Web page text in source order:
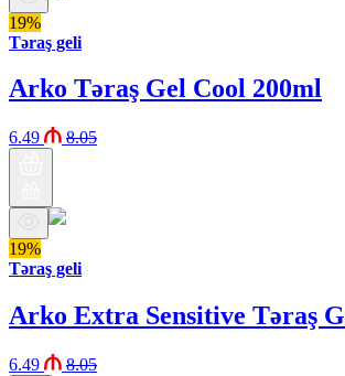
19%
Təraş geli
Arko Təraş Gel Cool 200ml
6.49 8.05
19%
Təraş geli
Arko Extra Sensitive Təraş
6.49 8.05